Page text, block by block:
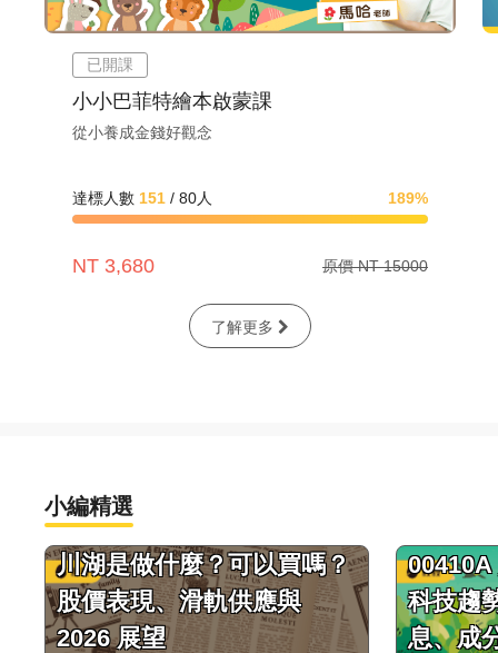
已開課
小小巴菲特繪本啟蒙課
從小養成金錢好觀念
達標人數 151 / 80人 189%
NT 3,680 原價 NT 15000
了解更多
小編精選
川湖是做什麼？可以買嗎？
股價表現、滑軌供應與
2026 展望
科技趨
息、成